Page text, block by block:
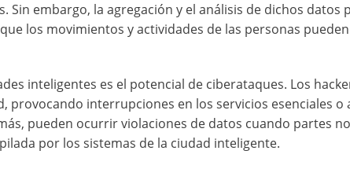
Sin embargo, la agregación y el análisis de dichos datos
los movimientos y actividades de las personas
inteligentes es el potencial de ciberataques. Los
provocando interrupciones en los servicios esenciales o
pueden ocurrir violaciones de datos cuando partes
por los sistemas de la ciudad inteligente.